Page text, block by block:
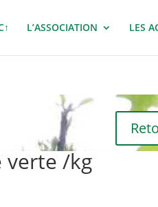
L’ASSOCIATION LES
verte /kg